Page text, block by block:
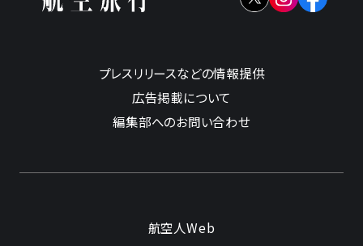
プレスリリースなどの情報提供
広告掲載について
編集部へのお問い合わせ
航空人Web